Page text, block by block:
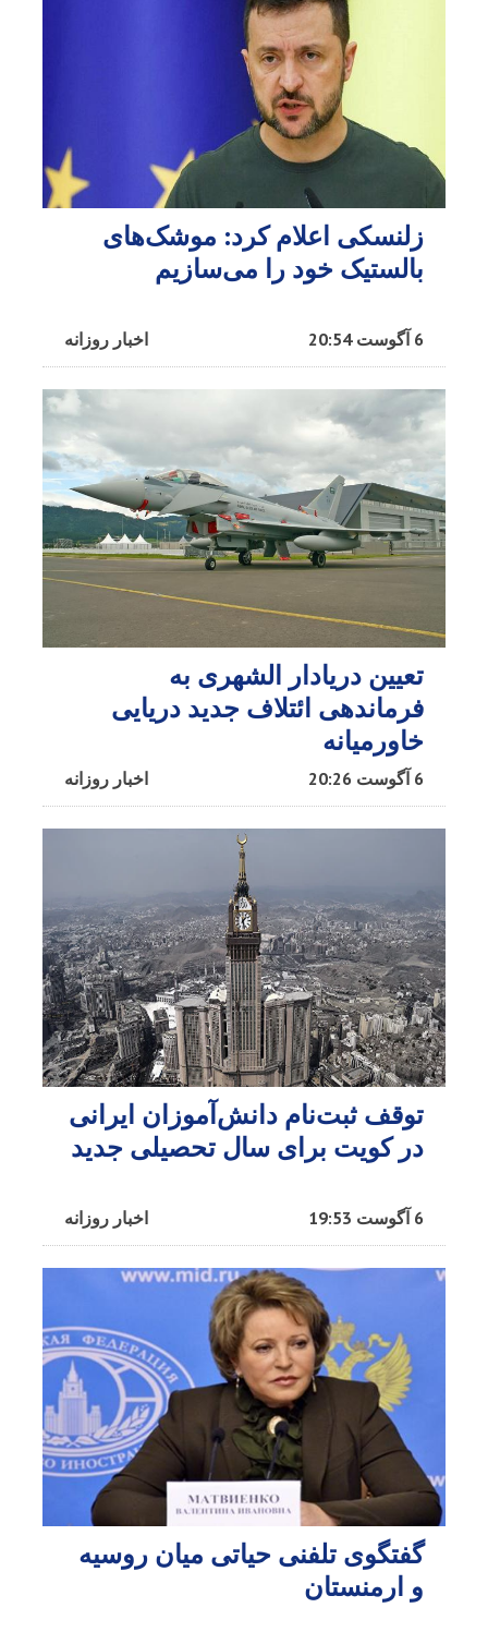
زلنسکی اعلام کرد: موشک‌های
بالستیک خود را می‌سازیم
اخبار روزانه 6 آگوست 20:54
تعیین دریادار الشهری به
فرماندهی ائتلاف جدید دریایی
خاورمیانه
اخبار روزانه 6 آگوست 20:26
توقف ثبت‌نام دانش‌آموزان ایرانی
در کویت برای سال تحصیلی جدید
اخبار روزانه 6 آگوست 19:53
گفتگوی تلفنی حیاتی میان روسیه
و ارمنستان